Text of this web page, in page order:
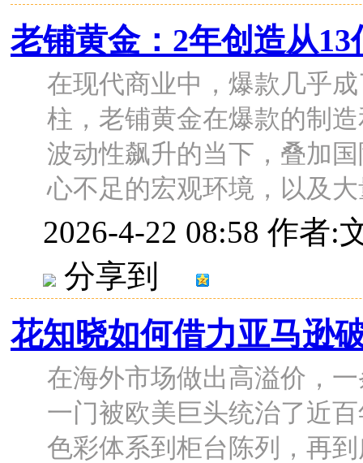
老铺黄金：2年创造从
在现代商业中，爆款几乎
柱，老铺黄金在爆款的制
波动性飙升的当下，叠加
心不足的宏观环境，以及
2026-4-22 08:58 作者:
分享到
花知晓如何借力亚马逊
在海外市场做出高溢价，
一门被欧美巨头统治了近
色彩体系到柜台陈列，再